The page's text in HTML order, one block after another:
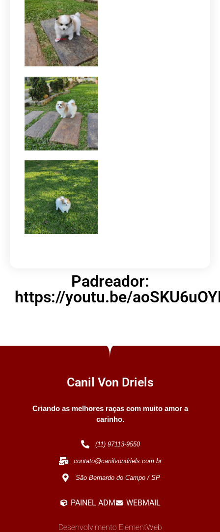
Padreador:
https://youtu.be/
Canil Von Driels
Criando as melhores raças com muito amor a
carinho.
(11) 97113-9550
contato@canilvondriels.com.br
São Bernardo do Campo / SP
PAINEL ADM WEBMAIL
Desenvolvimento ElementWeb